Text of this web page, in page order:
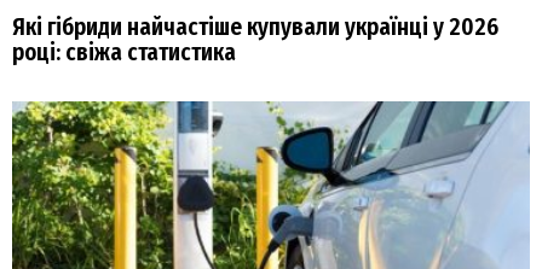
Які гібриди найчастіше купували українці у 2026
році: свіжа статистика